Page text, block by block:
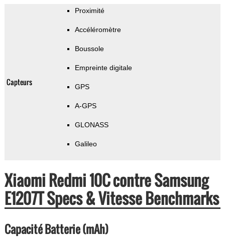
Capteurs
Proximité
Accéléromètre
Boussole
Empreinte digitale
GPS
A-GPS
GLONASS
Galileo
Xiaomi Redmi 10C contre Samsung
E1207T Specs & Vitesse Benchmarks
Capacité Batterie (mAh)